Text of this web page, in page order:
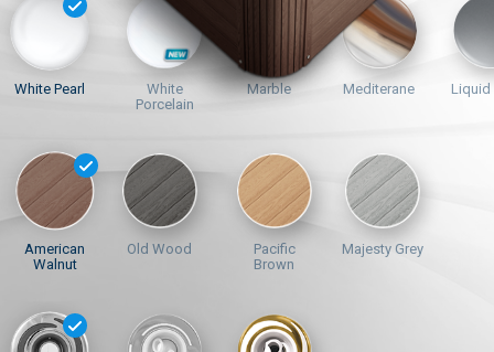
White Pearl
White
Porcelain
Marble Mediterane Liquid
American
Walnut
Old Wood
Pacific
Brown
Majesty Grey